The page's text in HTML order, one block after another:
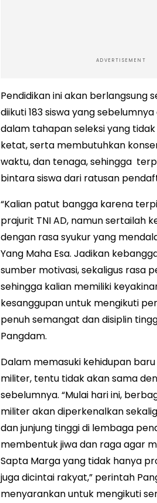
ADVERTISEMENT
Pendidikan ini akan berlangsung
diikuti 183 siswa yang
dalam tahapan seleksi yang
ketat, serta membutuhkan
waktu, dan tenaga, sehingga
bintara siswa dari ratusan
“Kalian patut bangga karena
prajurit TNI AD, namun sertailah
dengan rasa syukur yang
Yang Maha Esa. Jadikan
sumber motivasi, sekaligus rasa
sehingga kalian memiliki
kesanggupan untuk mengikuti
penuh semangat dan disiplin
Pangdam.
Dalam memasuki kehidupan
militer, tentu tidak akan sama
sebelumnya. “Mulai hari ini,
militer akan diperkenalkan
dan junjung tinggi di lembaga
membentuk jiwa dan raga agar
Sapta Marga yang tidak hanya
juga dicintai rakyat,” perintah
menyarankan untuk mengikuti